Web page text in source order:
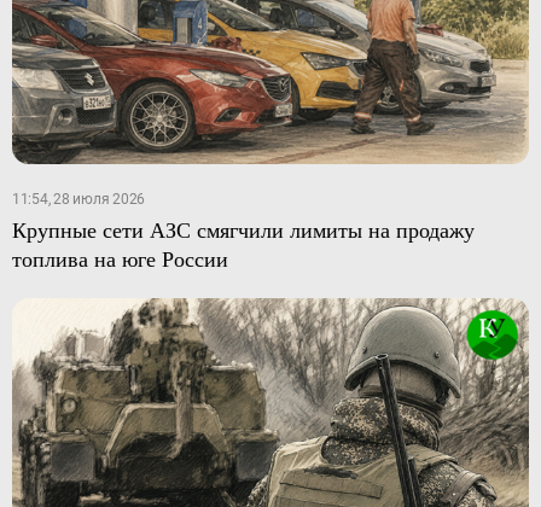
11:54, 28 июля 2026
Крупные сети АЗС смягчили лимиты на продажу
топлива на юге России